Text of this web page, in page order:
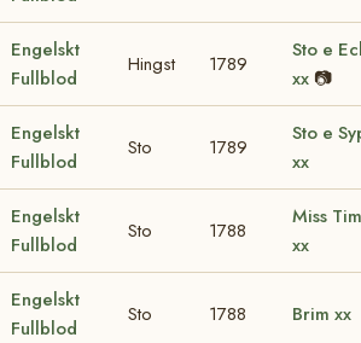
Engelskt
Fullblod
Hingst 1789
Sto e
xx 📷
Engelskt
Fullblod
Sto 1789
Sto e
xx
Engelskt
Fullblod
Sto 1788
Miss
xx
Engelskt
Fullblod
Sto 1788 Brim xx